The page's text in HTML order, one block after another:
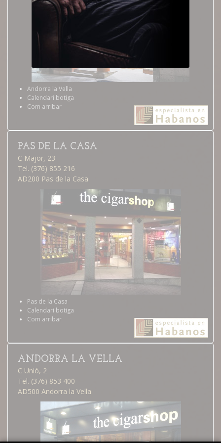
Andorra la Vella
Calendari botiga
Com arribar
PAS DE LA CASA
C Major, 23
Tel. (376) 855 216
AD200 Pas de la Casa
Pas de la Casa
Calendari botiga
Com arribar
ANDORRA LA VELLA
C Unió, 2
Tel. (376) 853 400
AD500 Andorra la Vella